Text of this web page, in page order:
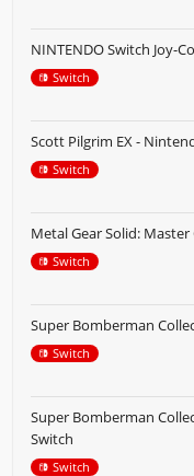
NINTENDO Switch Joy-
Switch
Scott Pilgrim EX -
Switch
Metal Gear Solid:
Switch
Super Bomberman
Switch
Super Bomberman
Switch
Switch